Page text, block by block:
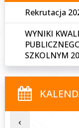
Rekrutacja
WYNIKI
SZKOLNYM
‹